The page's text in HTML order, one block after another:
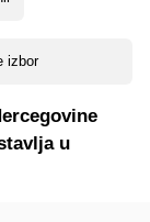
izbor
u